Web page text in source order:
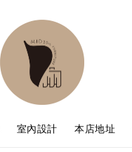
室內設計 本店地址